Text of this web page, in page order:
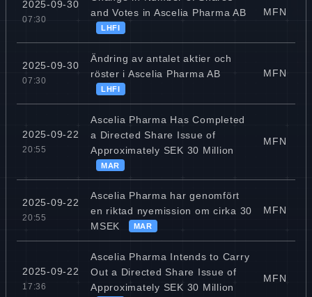
2025-09-30
07:30
and Votes in Ascelia Pharma AB
LHFI
MFN
2025-09-30
07:30
Ändring av antalet aktier och
röster i Ascelia Pharma AB
LHFI
MFN
2025-09-22
20:55
Ascelia Pharma Has Completed
a Directed Share Issue of
Approximately SEK 30 Million
MAR
MFN
2025-09-22
20:55
Ascelia Pharma har genomfört
en riktad nyemission om cirka 30
MSEK
MAR
MFN
2025-09-22
17:36
Ascelia Pharma Intends to Carry
Out a Directed Share Issue of
Approximately SEK 30 Million
MFN